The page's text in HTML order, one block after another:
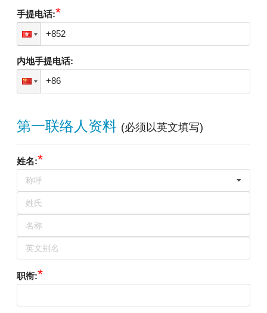
手提电话:*
内地手提电话:
第一联络人资料 (必须以英文填写)
姓名:*
称呼
职衔:*